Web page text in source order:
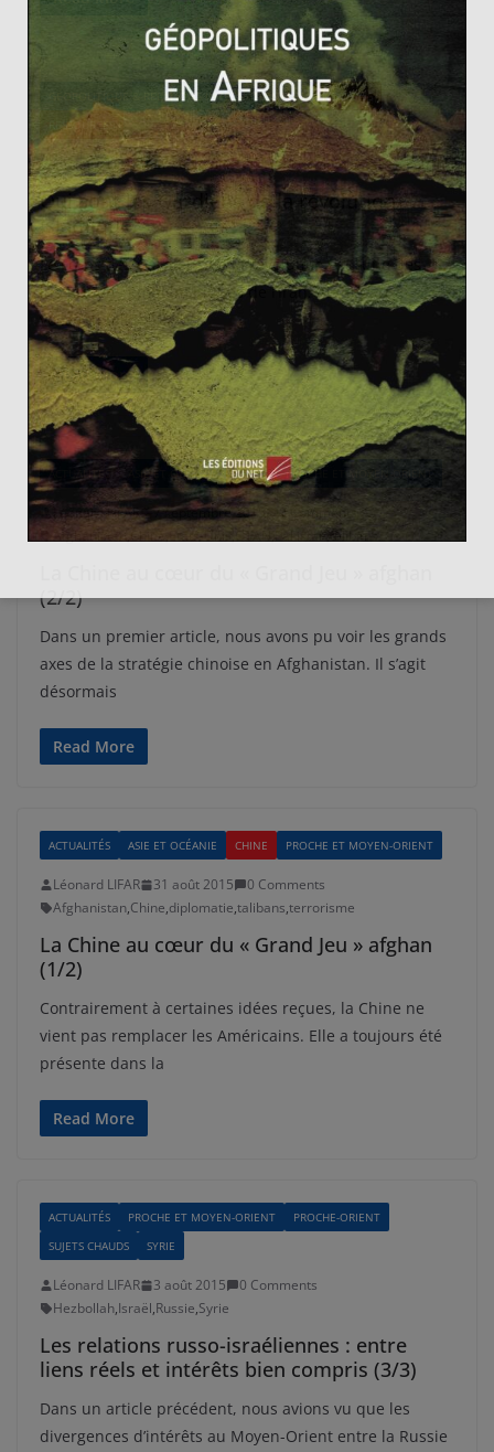
GÉOPOLITIQUE & RELATIONS INTERNATIONALES
NOTIONS
RESSOURCES
SOCIÉTÉ
Léonard LIFAR 27 septembre 2015 0 Comments Iran,Rohani
Qui sont les Gardiens de la révolution
islamique?
Le corps des Gardiens de la révolution est l’une des
institutions emblématiques de l’Iran. Au départ à
vocation militaire, les
Read More
ACTUALITÉS ASIE ET OCÉANIE CHINE PROCHE ET MOYEN-ORIENT
Léonard LIFAR 7 septembre 2015
0 Comments
Afghanistan , Chine Etats-Unis OTAN Pakistan,talibans
(2/2)
Dans un premier article, nous avons pu voir les grands
axes de la stratégie chinoise en Afghanistan. Il s’agit
désormais
Read More
ACTUALITÉS ASIE ET OCÉANIE CHINE PROCHE ET MOYEN-ORIENT
Léonard LIFAR 31 août 2015
0 Comments
Afghanistan,Chine,diplomatie,talibans,terrorisme
La Chine au cœur du « Grand Jeu » afghan
(1/2)
Contrairement à certaines idées reçues, la Chine ne
vient pas remplacer les Américains. Elle a toujours été
présente dans la
Read More
ACTUALITÉS PROCHE ET MOYEN-ORIENT
PROCHE-ORIENT
SUJETS CHAUDS
SYRIE
Léonard LIFAR 3 août 2015
0 Comments
Hezbollah,Israël,Russie,Syrie
Les relations russo-israéliennes : entre
liens réels et intérêts bien compris (3/3)
Dans un article précédent, nous avions vu que les
divergences d’intérêts au Moyen-Orient entre la Russie